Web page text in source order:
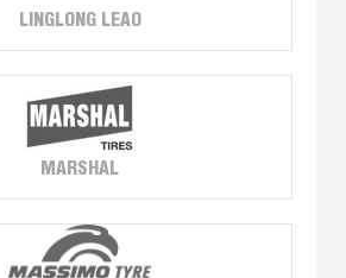
LINGLONG LEAO
MARSHAL